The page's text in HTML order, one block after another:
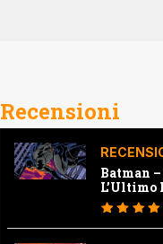
Recensioni
Batman
L’Ultimo